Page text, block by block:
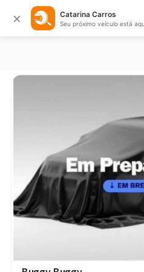
× Catarina Carros
Seu próximo veículo está